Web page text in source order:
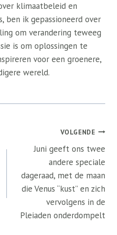
klimaatbeleid en
ben ik gepassioneerd over
om verandering teweeg
is om oplossingen te
voor een groenere,
wereld.
VOLGENDE
Juni geeft ons twee
andere speciale
dageraad, met de maan
die Venus “kust” en zich
vervolgens in de
Pleiaden onderdompelt